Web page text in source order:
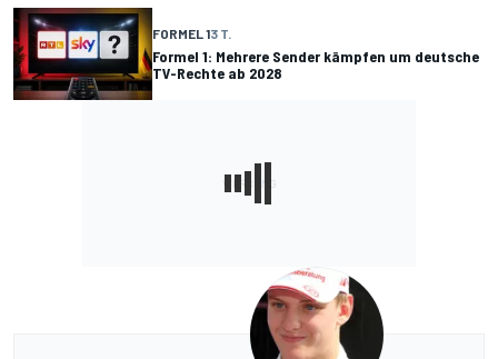
FORMEL 13 T.
Formel 1: Mehrere Sender kämpfen um deutsche
TV-Rechte ab 2028